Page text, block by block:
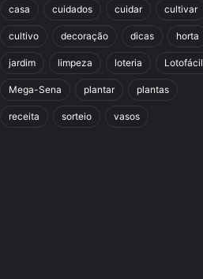
casa cuidados cuidar cultivar
cultivo decoração dicas horta
jardim limpeza loteria Lotofácil
Mega-Sena plantar plantas
receita sorteio vasos